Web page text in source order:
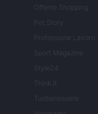
Offerte Shopping
Pet Story
Professione Lavoro
Sport Magazine
Style24
Think.it
Tuobenessere